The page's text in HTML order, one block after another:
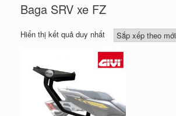
Baga SRV xe FZ
Hiển thị kết quả duy nhất